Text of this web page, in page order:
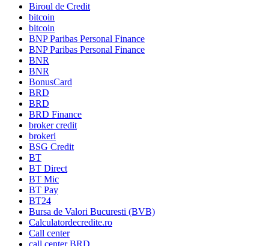
Biroul de Credit
bitcoin
bitcoin
BNP Paribas Personal Finance
BNP Paribas Personal Finance
BNR
BNR
BonusCard
BRD
BRD
BRD Finance
broker credit
brokeri
BSG Credit
BT
BT Direct
BT Mic
BT Pay
BT24
Bursa de Valori Bucuresti (BVB)
Calculatordecredite.ro
Call center